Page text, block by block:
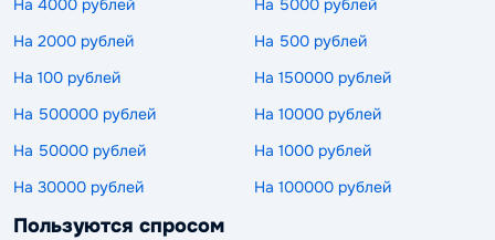
На 4000 рублей
На 5000 рублей
На 2000 рублей
На 500 рублей
На 100 рублей
На 150000 рублей
На 500000 рублей
На 10000 рублей
На 50000 рублей
На 1000 рублей
На 30000 рублей
На 100000 рублей
Пользуются спросом